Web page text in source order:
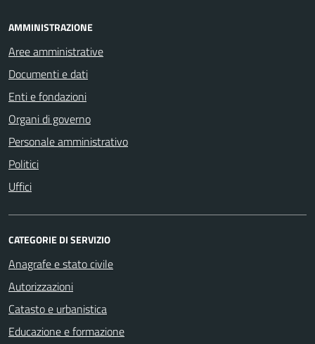
AMMINISTRAZIONE
Aree amministrative
Documenti e dati
Enti e fondazioni
Organi di governo
Personale amministrativo
Politici
Uffici
CATEGORIE DI SERVIZIO
Anagrafe e stato civile
Autorizzazioni
Catasto e urbanistica
Educazione e formazione